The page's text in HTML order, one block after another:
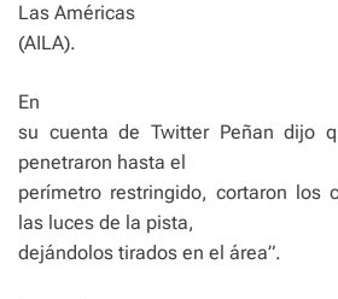
Las Américas
(AILA).
En
su cuenta de Twitter Peñan dijo
penetraron hasta el
perímetro restringido, cortaron los
las luces de la pista,
dejándolos tirados en el área”.